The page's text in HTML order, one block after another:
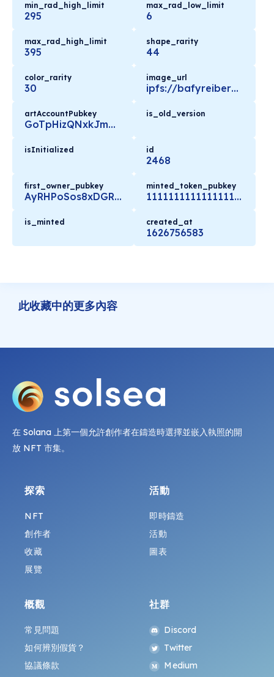
min_rad_high_limit
295
max_rad_low_limit
6
max_rad_high_limit
395
shape_rarity
44
color_rarity
30
image_url
ipfs://bafyreiber2lc4iz5qigurqbl2nktxemqqas52yyp4cbgvtl6run6dhfg5i/metadata.json
artAccountPubkey
GoTpHizQNxkJmKkiA1iibfomXHxE72WczeQ9ysd5C4Ly
is_old_version
isInitialized id
2468
first_owner_pubkey
AyRHPoSos8xDGRUNhEW6S6RJURBA2Bo3696EFYXJWbTK
minted_token_pubkey
11111111111111111111111111111111
is_minted created_at
1626756583
此收藏中的更多內容
在 Solana 上第一個允許創作者在鑄造時選擇並嵌入執照的開
放 NFT 市集。
探索
NFT
創作者
收藏
展覽
活動
即時鑄造
活動
圖表
概觀
常見問題
如何辨別假貨？
協議條款
社群
Discord
Twitter
Medium